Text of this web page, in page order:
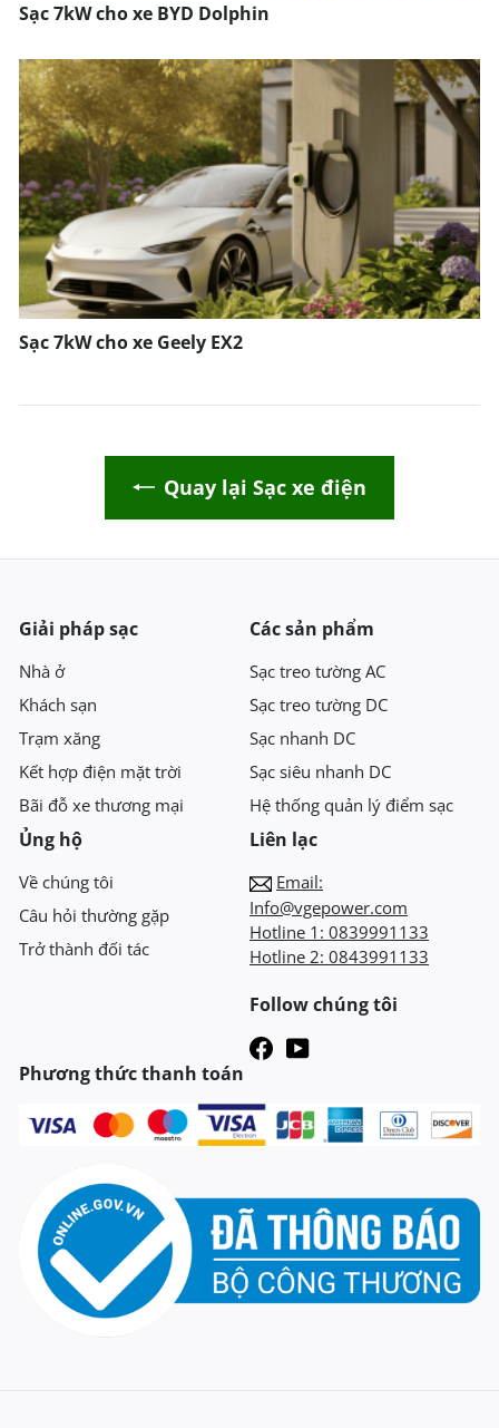
Sạc 7kW cho xe BYD Dolphin
Sạc 7kW cho xe Geely EX2
Quay lại Sạc xe điện
Giải pháp sạc
Nhà ở
Khách sạn
Trạm xăng
Kết hợp điện mặt trời
Bãi đỗ xe thương mại
Các sản phẩm
Sạc treo tường AC
Sạc treo tường DC
Sạc nhanh DC
Sạc siêu nhanh DC
Hệ thống quản lý điểm sạc
Ủng hộ
Về chúng tôi
Câu hỏi thường gặp
Trở thành đối tác
Liên lạc
Email:
Info@vgepower.com
Hotline 1: 0839991133
Hotline 2: 0843991133
Follow chúng tôi
Phương thức thanh toán